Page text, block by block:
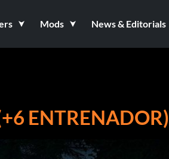
Mods News & Editorials
ENTRENADOR)